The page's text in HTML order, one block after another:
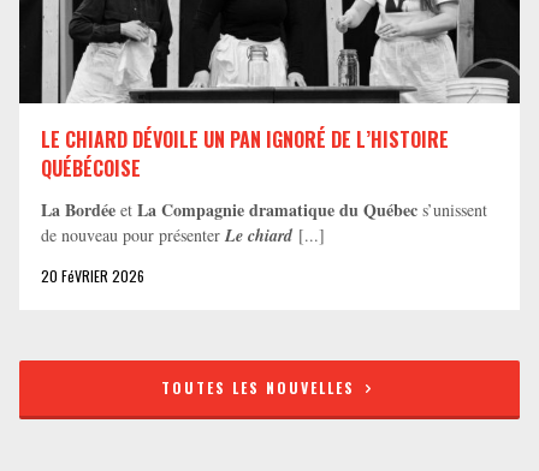
LE CHIARD DÉVOILE UN PAN IGNORÉ DE L’HISTOIRE
QUÉBÉCOISE
La Bordée et La Compagnie dramatique du Québec s’unissent
de nouveau pour présenter Le chiard [...]
20 FéVRIER 2026
TOUTES LES NOUVELLES